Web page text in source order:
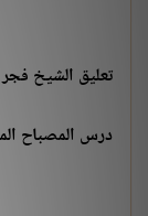
تعليق الشيخ فجر يوم
درس المصباح